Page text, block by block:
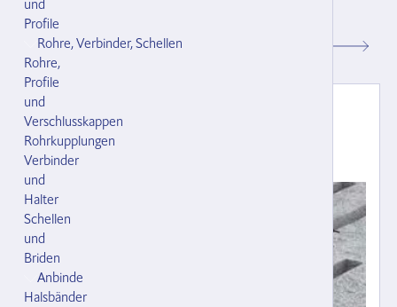
und
Profile
Rohre, Verbinder, Schellen
Rohre,
Profile
und
Verschlusskappen
Rohrkupplungen
Verbinder
und
Halter
Schellen
und
Briden
Anbinde
Halsbänder
100022.000
CHF 194.00